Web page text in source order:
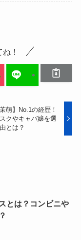
！
茉萌】No.1の経歴！
クやキャバ嬢を選
とは？
とは？コンビニや